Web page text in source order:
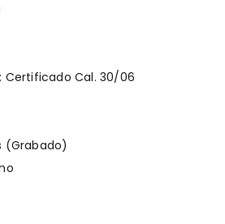
Certificado Cal. 30/06
(Grabado)